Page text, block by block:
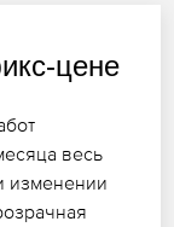
цене
весь
изменении